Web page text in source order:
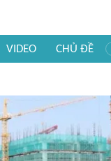
VIDEO CHỦ ĐỀ